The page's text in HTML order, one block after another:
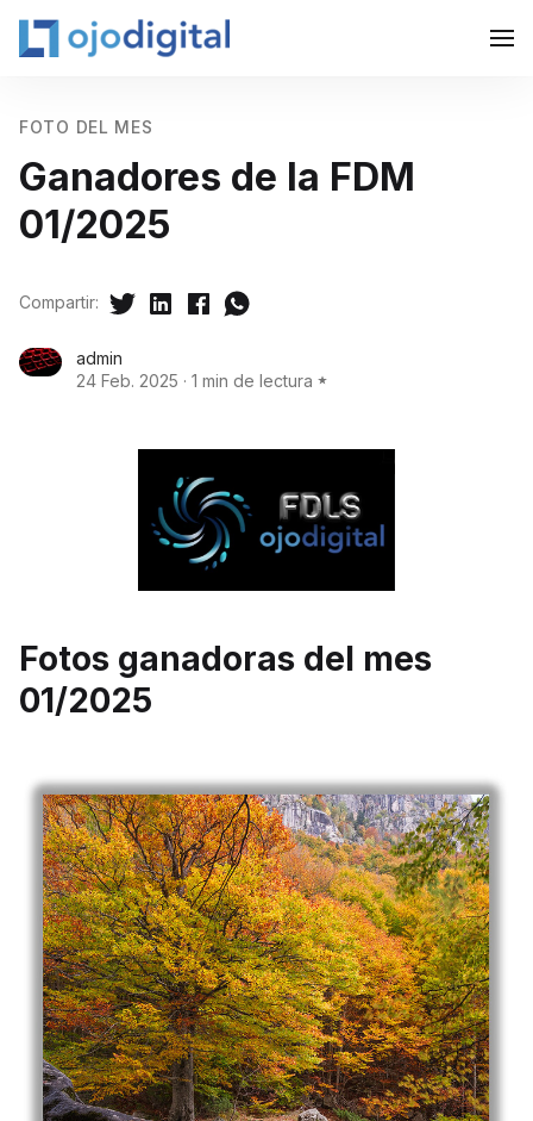
FOTO DEL MES
Ganadores de la FDM
01/2025
admin
24 Feb. 2025 · 1 min de lectura
Compartir:
Fotos ganadoras del mes
01/2025